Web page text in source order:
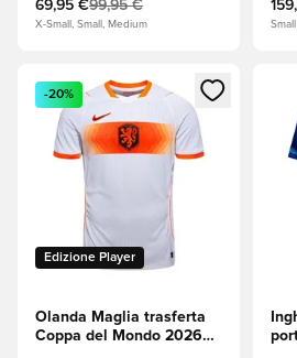
69,95 €99,95 €
X-Small, Small, Medium Small
Apre una finestra modale per
Edizione Player
-20%
Olanda Maglia trasferta
Coppa del Mondo 2026